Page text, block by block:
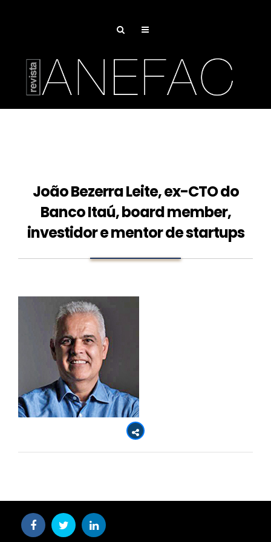
João Bezerra Leite, ex-CTO do
Banco Itaú, board member,
investidor e mentor de startups